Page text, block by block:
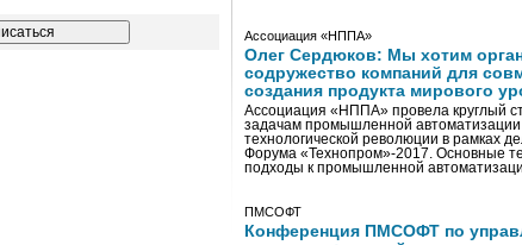
Ассоциация «НППА»
Олег Сердюков: Мы хотим
содружество компаний для
создания продукта мирового
Ассоциация «НППА» провела круглый
задачам промышленной автоматизации
технологической революции в рамках
Форума «Технопром»-2017. Основные
подходы к промышленной
ПМСОФТ
Конференция ПМСОФТ по